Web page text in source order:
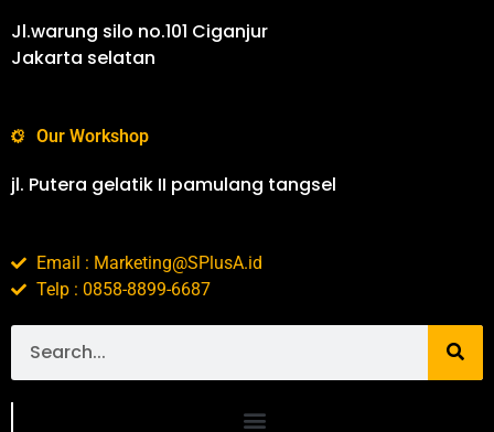
Jl.warung silo no.101 Ciganjur
Jakarta selatan
Our Workshop
jl. Putera gelatik II pamulang tangsel
Email : Marketing@SPlusA.id
Telp : 0858-8899-6687